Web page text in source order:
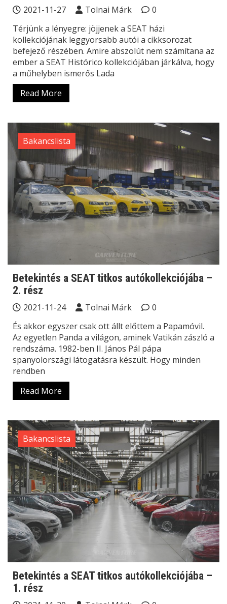
2021-11-27 Tolnai Márk
0
Térjünk a lényegre: jöjjenek a SEAT házi
kollekciójának leggyorsabb autói a cikksorozat
befejező részében. Amire abszolút nem számítana az
ember a SEAT Histórico kollekciójában járkálva, hogy
a műhelyben ismerős Lada
Read More
Bakancslista
Betekintés a SEAT titkos autókollekciójába –
2. rész
2021-11-24 Tolnai Márk
0
És akkor egyszer csak ott állt előttem a Papamóvil.
Az egyetlen Panda a világon, aminek Vatikán zászló a
rendszáma. 1982-ben II. János Pál pápa
spanyolországi látogatásra készült. Hogy minden
rendben
Read More
Bakancslista
Betekintés a SEAT titkos autókollekciójába –
1. rész